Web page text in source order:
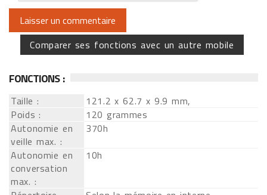
Comparer ses fonctions avec un autre mobile
FONCTIONS :
Taille :
121.2 x 62.7 x 9.9 mm,
Poids :
120 grammes
Autonomie en
veille max. :
370h
Autonomie en
conversation
max. :
10h